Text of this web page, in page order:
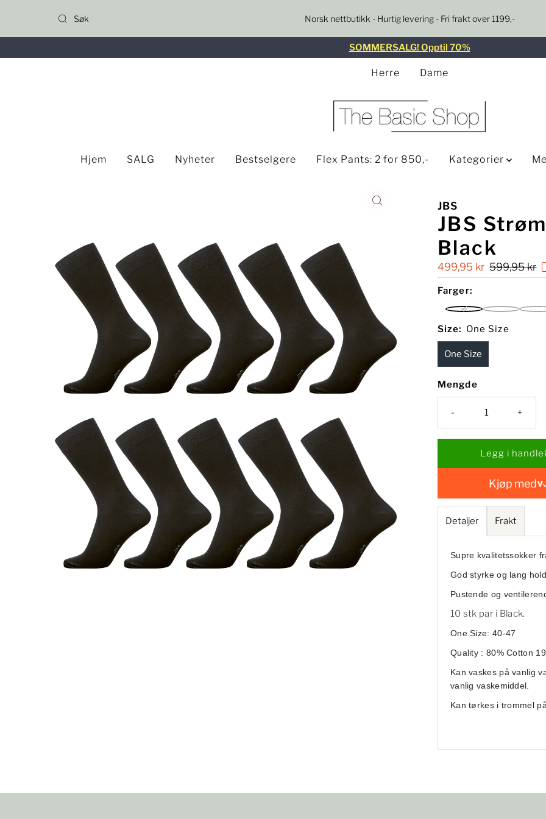
Gå til innhold Norsk nettbutikk - Hurtig levering - Fri frakt over 1199,-
SOMMERSALG! Opptil 70%
Herre Dame
Hjem SALG Nyheter Bestselgere Flex Pants: 2 for 850,- Kategorier
JBS
JBS
Black
Salgspris
499,95 kr Ordinær
pris
599,95 kr
Farger:
Black
Black/Dark
Navy
Size: One Size
One Size
Mengde
- +
Kjøp med
Detaljer Frakt
Supre kvalitetssokker
God styrke og lang
Pustende og
10 stk par i Black.
One Size: 40-47
Quality : 80% Cotton
Kan vaskes på vanlig
vanlig vaskemiddel.
Kan tørkes i trommel